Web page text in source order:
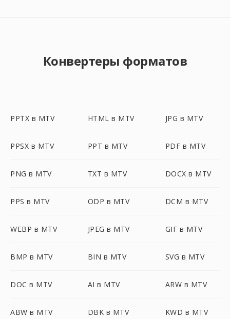
Конвертеры форматов
PPTX в MTV HTML в MTV JPG в MTV
PPSX в MTV PPT в MTV PDF в MTV
PNG в MTV TXT в MTV DOCX в MTV
PPS в MTV ODP в MTV DCM в MTV
WEBP в MTV JPEG в MTV GIF в MTV
BMP в MTV BIN в MTV SVG в MTV
DOC в MTV AI в MTV ARW в MTV
ABW в MTV DBK в MTV KWD в MTV